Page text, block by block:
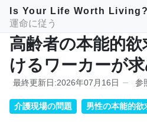
Is Your Life Worth Living?
運命に従う
高齢者の本能的
けるワーカーが
最終更新日:2026年07月16日 参
介護現場の問題 男性の本能的欲